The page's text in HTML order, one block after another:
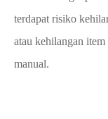
terdapat risiko
atau kehilangan item
manual.